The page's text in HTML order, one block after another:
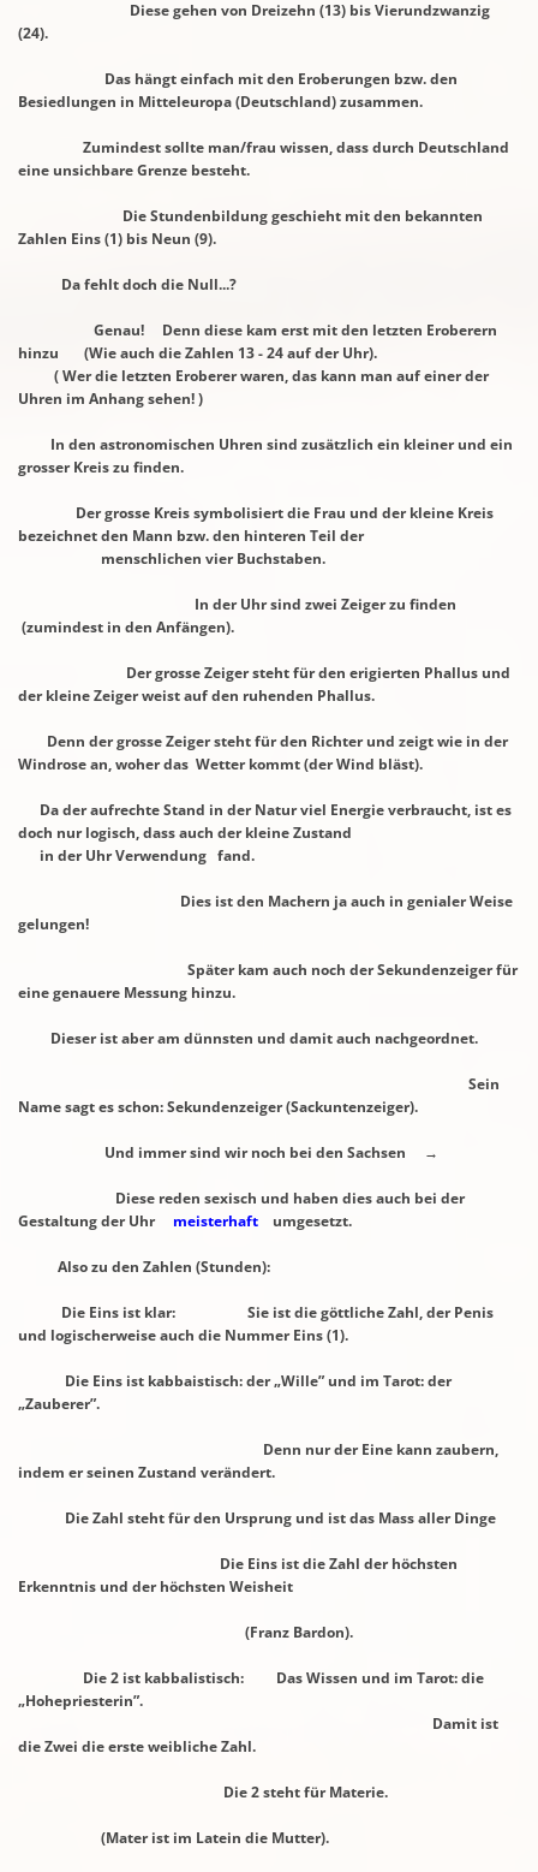
Diese gehen von Dreizehn (13) bis Vierundzwanzig
(24).
Das hängt einfach mit den Eroberungen bzw. den
Besiedlungen in Mitteleuropa(Deutschland) zusammen.
Zumindest sollte man/frau wissen, dass durch Deutschland
eine unsichbare Grenze besteht.
Die Stundenbildung geschieht mit den bekannten
Zahlen Eins (1) bis Neun (9).
Da fehlt doch die Null...?
Genau! Denn diese kam erst mit den letzten Eroberern
hinzu (Wie auch die Zahlen 13 - 24 auf der Uhr).
( Wer die letzten Eroberer waren, das kann man auf einer der
Uhren im Anhang sehen! )
In den astronomischen Uhren sind zusätzlich ein kleiner und ein
grosser Kreiszu finden.
Der grosse Kreis symbolisiert die Frau und der kleine Kreis
bezeichnet den Mann bzw.den hinteren Teil der
menschlichen vier Buchstaben.
In der Uhr sind zwei Zeiger zu finden
(zumindest in den Anfängen).
Der grosse Zeiger steht für den erigierten Phallus und
der kleine Zeiger weistauf den ruhenden Phallus.
Denn der grosse Zeiger steht für den Richter und zeigt wie in der
Windrose an,woher das Wetter kommt (der Wind bläst).
Da der aufrechte Stand in der Natur viel Energie verbraucht, ist es
doch nur logisch,dass auch der kleine Zustand
in der Uhr Verwendung fand.
Dies ist den Machern ja auch in genialer Weise
gelungen!
Später kam auch noch der Sekundenzeiger für
eine genauere Messung hinzu.
Dieser ist aber am dünnsten und damit auch nachgeordnet.
Sein
Name sagt es schon: Sekundenzeiger (Sackuntenzeiger).
Und immer sind wir noch bei den Sachsen →
Diese reden sexisch und haben dies auch bei der
Gestaltung der Uhr meisterhaft umgesetzt.
Also zu den Zahlen (Stunden):
Die Eins ist klar: Sie ist die göttliche Zahl, der Penis
und logischerweise auch die Nummer Eins (1).
Die Eins ist kabbaistisch: der „Wille” und im Tarot: der
„Zauberer”.
Denn nur der Eine kann zaubern,
indem er seinen Zustand verändert.
Die Zahl steht für den Ursprung und ist das Mass aller Dinge
Die Eins ist die Zahl der höchsten
Erkenntnis und der höchsten Weisheit
(Franz Bardon).
Die 2 ist kabbalistisch: Das Wissen und im Tarot: die
„Hohepriesterin”.
Damit ist
die Zwei die erste weibliche Zahl.
Die 2 steht für Materie.
(Mater ist im Latein die Mutter).